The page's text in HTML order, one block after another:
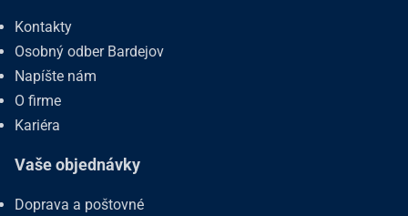
Kontakty
Osobný odber Bardejov
Napíšte nám
O firme
Kariéra
Vaše objednávky
Doprava a poštovné